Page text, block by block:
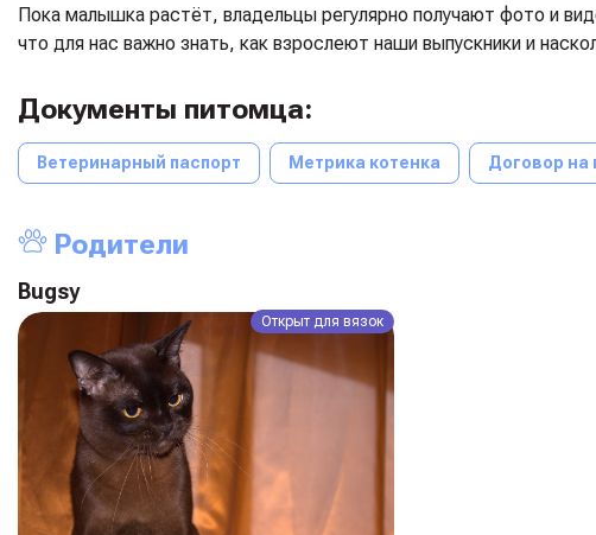
Пока малышка растёт, владельцы регулярно получают фото и
что для нас важно знать, как взрослеют наши выпускники и
Документы питомца:
Ветеринарный паспорт Метрика котенка Договор на
Родители
Bugsy
Открыт для вязок